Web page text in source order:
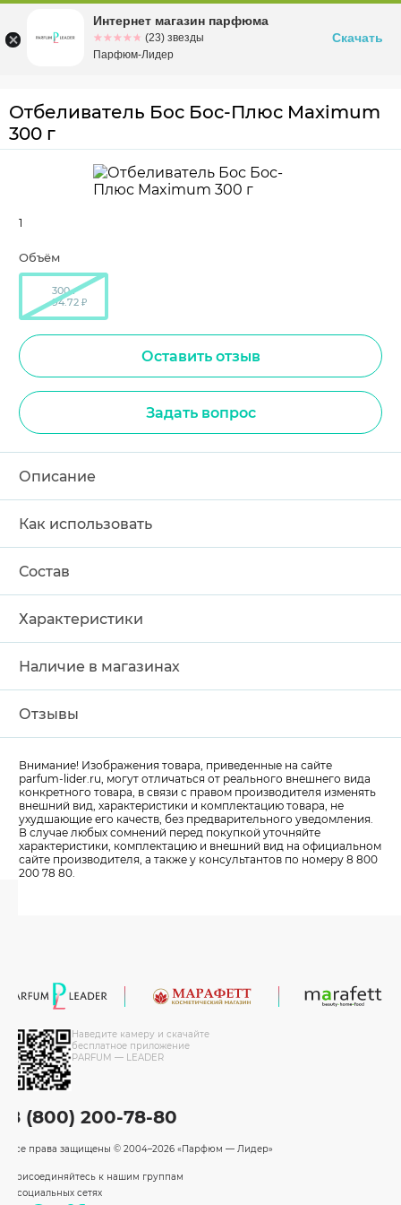
Омскул. Заозерная, 11, к. 1
Отбеливатель Бос Бос-Плюс Maximum
300 г
1
Объём
300 г
94.72 ₽
Оставить отзыв
Задать вопрос
Описание
Как использовать
Состав
Характеристики
Наличие в магазинах
Отзывы
Внимание! Изображения товара, приведенные на сайте
parfum-lider.ru, могут отличаться от реального внешнего вида
конкретного товара, в связи с правом производителя изменять
внешний вид, характеристики и комплектацию товара, не
ухудшающие его качеств, без предварительного уведомления.
В случае любых сомнений перед покупкой уточняйте
характеристики, комплектацию и внешний вид на официальном
сайте производителя, а также у консультантов по номеру 8 800
200 78 80.
Наведите камеру и скачайте
бесплатное приложение
PARFUM — LEADER
8 (800) 200-78-80
Все права защищены © 2004–2026 «Парфюм — Лидер»
Присоединяйтесь к нашим группам
в социальных сетях
Интернет магазин парфюма
☆☆☆☆☆
★★★★★ (23) звезды
Парфюм-Лидер
Скачать